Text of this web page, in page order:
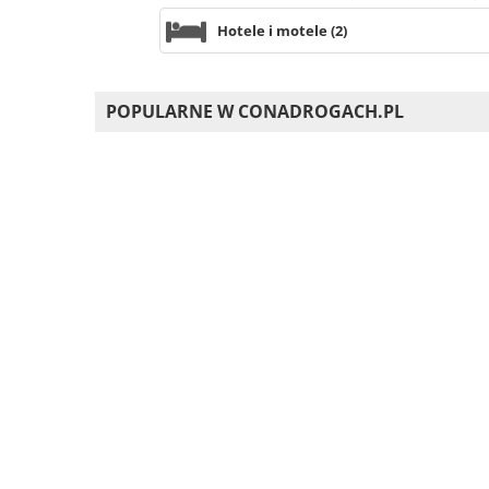
Hotele i motele (2)
POPULARNE W CONADROGACH.PL